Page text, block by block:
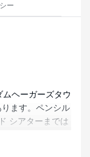
ー
ヘーガーズタウ
ます。ペンシル
シアターまでは
レッツまで